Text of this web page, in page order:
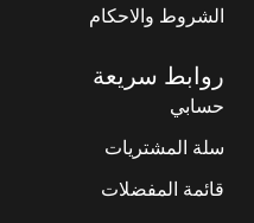
الشروط والاحكام
روابط سريعة
حسابي
سلة المشتريات
قائمة المفضلات